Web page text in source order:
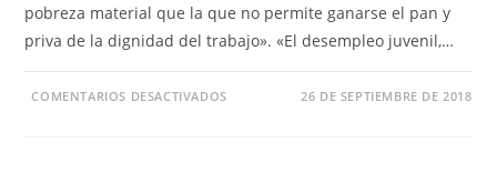
pobreza material que la que no permite ganarse el pan y
priva de la dignidad del trabajo». «El desempleo juvenil,…
COMENTARIOS DESACTIVADOS 26 DE SEPTIEMBRE DE 2018